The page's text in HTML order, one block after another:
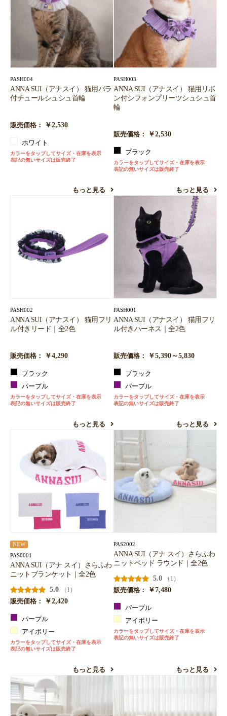
PASH004
ANNA SUI（アナスイ） 猫用バラ
付チュールシュシュ首輪
販売価格： ￥2,530
ホワイト
カラーをタップしてサイズ・在庫を表示
表記の無いサイズは販売終了
もっと見る
PASH003
ANNA SUI（アナスイ） 猫用リボ
ン付シフォンプリーツシュシュ首
輪
販売価格： ￥2,530
ブラック
カラーをタップしてサイズ・在庫を表示
表記の無いサイズは販売終了
もっと見る
PASH002
ANNA SUI（アナスイ） 猫用フリ
ル付きリード｜全2色
販売価格： ￥4,290
ブラック
パープル
カラーをタップしてサイズ・在庫を表示
表記の無いサイズは販売終了
もっと見る
PASH001
ANNA SUI（アナスイ） 猫用フリ
ル付きハーネス｜全2色
販売価格： ￥5,390～5,830
ブラック
パープル
カラーをタップしてサイズ・在庫を表示
表記の無いサイズは販売終了
もっと見る
NEW
PAS0001
ANNA SUI（アナ スイ）さらふわ
ニットブランケット｜全2色
5.0
（1）
販売価格：
￥2,420
パープル
アイボリー
カラーをタップしてサイズ・在庫を表示
表記の無いサイズは販売終了
もっと見る
PAS2002
ANNA SUI（アナ スイ）さらふわ
ニットベッド ラウンド｜全2色
5.0
（1）
販売価格：
￥7,480
パープル
アイボリー
カラーをタップしてサイズ・在庫を表示
表記の無いサイズは販売終了
もっと見る